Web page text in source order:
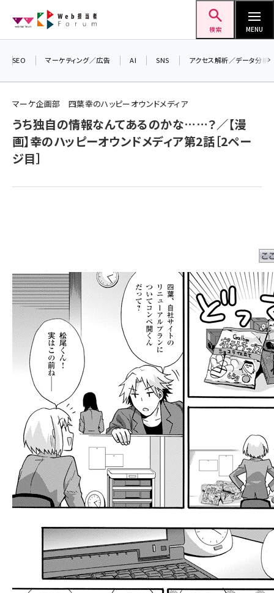
ン
検索 MENU
seo (3524)
meo (1275)
llmo (1163)
SEO マーケティング／広告 AI SNS アクセス解析／データ分析
マーケ企画部 四葉幸のハッピーオウンドメディア
うち独自の情報なんてあるのかな……？／【漫
画】幸のハッピーオウンドメディア第2話［2ペー
ジ目］